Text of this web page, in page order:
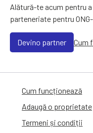
Alătură-te acum pentru
parteneriate pentru
Devino partner Cum
Cum funcționează
Adaugă o proprietate
Termeni și condiții